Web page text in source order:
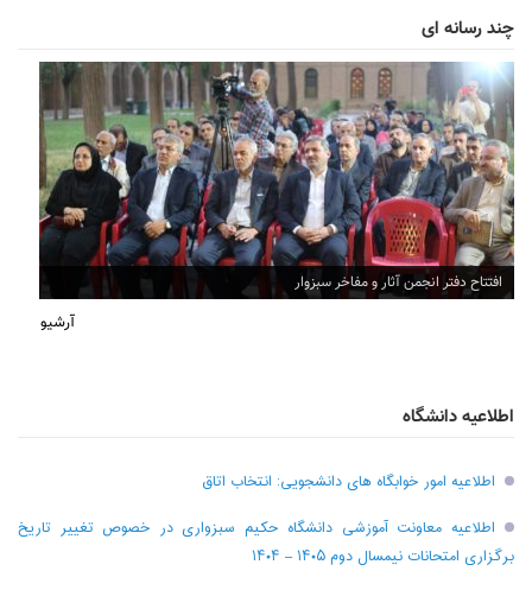
چند رسانه ای
افتتاح دفتر انجمن آثار و مفاخر سبزوار
آرشیو
اطلاعیه دانشگاه
اطلاعیه امور خوابگاه های دانشجویی: انتخاب اتاق
اطلاعیه معاونت آموزشی دانشگاه حکیم سبزواری در خصوص تغییر تاریخ
برگزاری امتحانات نیمسال دوم ۱۴۰۵ – ۱۴۰۴